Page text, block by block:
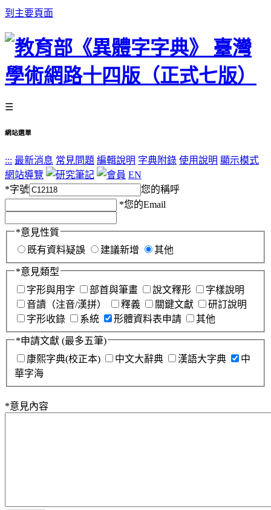
到主要頁面
☰
網站選單
::: 最新消息 常見問題 編輯說明 字典附錄 使用說明 顯示模式
網站導覽
EN
*字號
您的稱呼
*您的Email
*意見性質
既有資料疑誤
建議新增 其他
*意見類型
字形與用字
部首與筆畫 說文釋形
字樣說明
音讀（注音/漢拼）
釋義 關鍵文獻
研訂說明
字形收錄
系統 形體資料表申請 其他
*申請文獻 (最多五筆)
康熙字典(校正本)
中文大辭典 漢語大字典
中
華字海
*意見內容